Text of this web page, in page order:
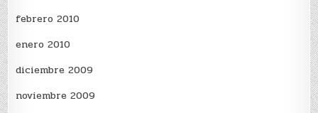
febrero 2010
enero 2010
diciembre 2009
noviembre 2009